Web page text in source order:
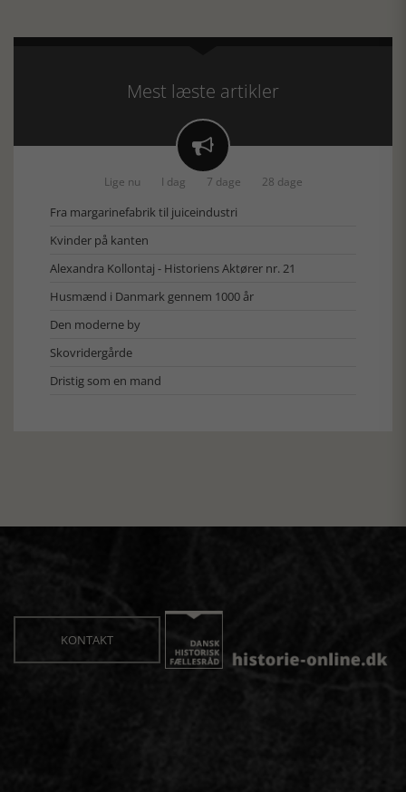
Mest læste artikler

Lige nu I dag 7 dage 28 dage
Fra margarinefabrik til juiceindustri
Kvinder på kanten
Alexandra Kollontaj - Historiens Aktører nr. 21
Husmænd i Danmark gennem 1000 år
Den moderne by
Skovridergårde
Dristig som en mand
KONTAKT